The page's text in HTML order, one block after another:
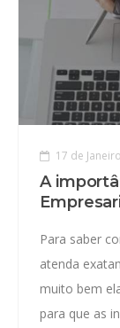
17 de
A
Para saber
atenda
muito bem
para que as